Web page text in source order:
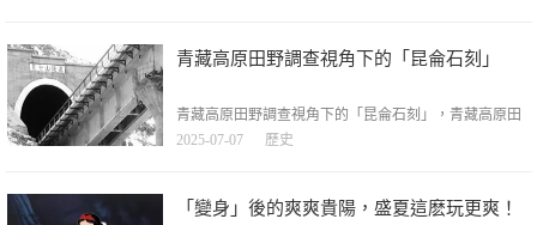
浮。誰言青史皆陳跡？字字分明照後頭。你有沒有遇到
青藏高原田野調查視角下的「昆侖石刻」
青藏高原田野調查視角下的「昆侖石刻」，青藏高原田
野調查視角下的「昆侖石刻」，【學術爭鳴】作者：周
藏高原田野調查角度比較欠缺。過去9年來，筆者實地
2025-07-07 歷史
「變身」後的爽爽貴陽，盛夏這麽玩更爽！